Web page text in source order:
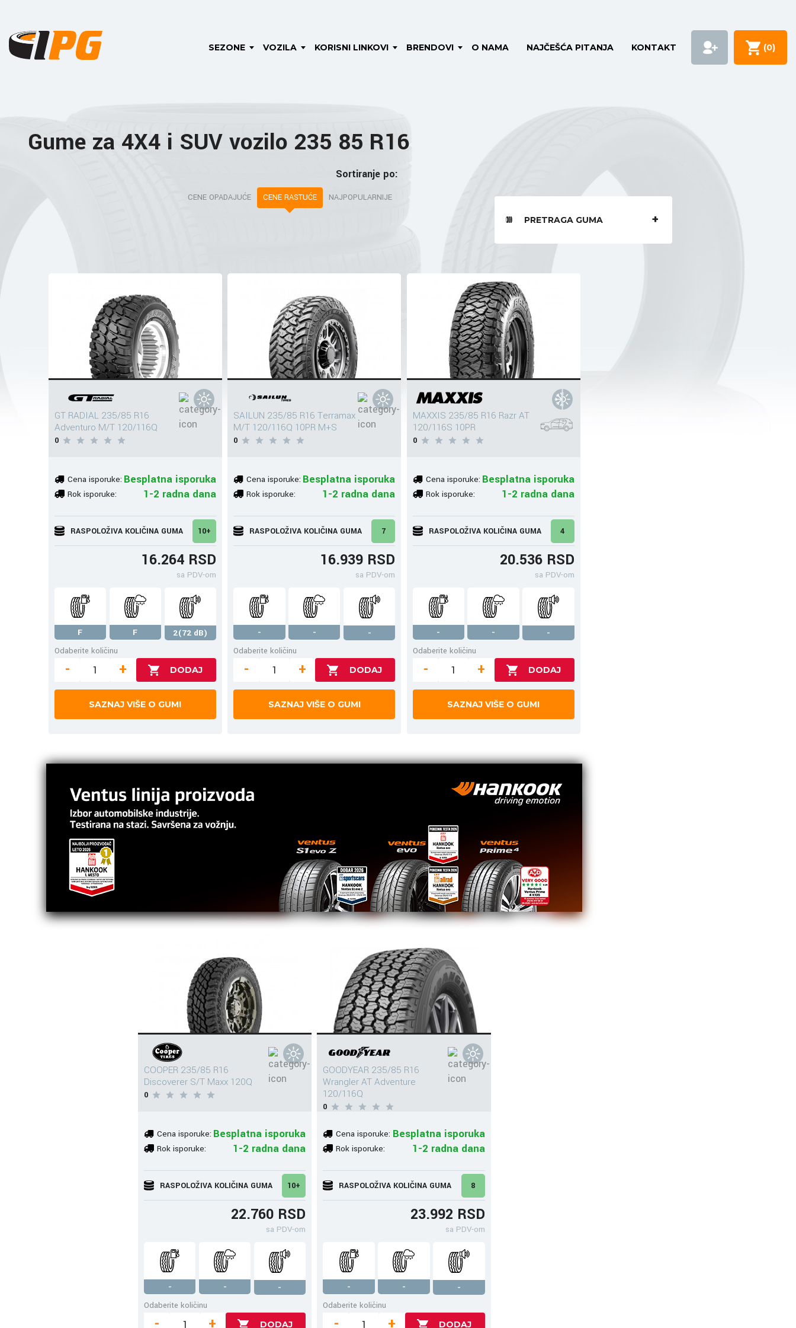
SEZONE VOZILA KORISNI LINKOVI BRENDOVI O NAMA NAJČEŠĆA PITANJA KONTAKT (0)
Gume za 4X4 i SUV vozilo 235 85 R16
Sortiranje po:
CENE OPADAJUĆE CENE RASTUĆE NAJPOPULARNIJE
PRETRAGA GUMA
GT RADIAL 235/85 R16
Adventuro M/T 120/116Q
0
Cena isporuke: Besplatna isporuka
Rok isporuke: 1-2 radna dana
RASPOLOŽIVA KOLIČINA GUMA 10+
16.264 RSD
sa PDV-om
F F
2(72 dB)
Odaberite količinu
- +
SAZNAJ VIŠE O GUMI
SAILUN 235/85 R16 Terramax
M/T 120/116Q 10PR M+S
0
Cena isporuke: Besplatna isporuka
Rok isporuke: 1-2 radna dana
RASPOLOŽIVA KOLIČINA GUMA 7
16.939 RSD
sa PDV-om
- -
-
Odaberite količinu
- +
SAZNAJ VIŠE O GUMI
MAXXIS 235/85 R16 Razr AT
120/116S 10PR
0
Cena isporuke: Besplatna isporuka
Rok isporuke: 1-2 radna dana
RASPOLOŽIVA KOLIČINA GUMA 4
20.536 RSD
sa PDV-om
- -
-
Odaberite količinu
- +
SAZNAJ VIŠE O GUMI
COOPER 235/85 R16
Discoverer S/T Maxx 120Q
0
Cena isporuke: Besplatna isporuka
Rok isporuke: 1-2 radna dana
RASPOLOŽIVA KOLIČINA GUMA 10+
22.760 RSD
sa PDV-om
- -
-
Odaberite količinu
GOODYEAR 235/85 R16
Wrangler AT Adventure
120/116Q
0
Cena isporuke: Besplatna isporuka
Rok isporuke: 1-2 radna dana
RASPOLOŽIVA KOLIČINA GUMA 8
23.992 RSD
sa PDV-om
- -
-
Odaberite količinu